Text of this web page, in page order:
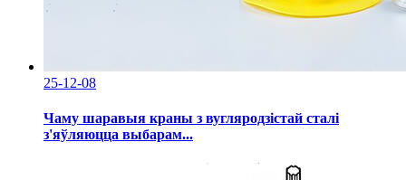
25-12-08
Чаму шаравыя краны з вугляродзістай сталі
з'яўляюцца выбарам...